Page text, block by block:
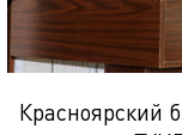
Красноярский